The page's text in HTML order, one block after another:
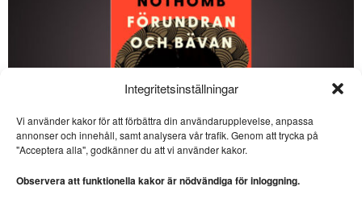
Integritetsinställningar
Vi använder kakor för att förbättra din användarupplevelse, anpassa
annonser och innehåll, samt analysera vår trafik. Genom att trycka på
"Acceptera alla", godkänner du att vi använder kakor.
Observera att funktionella kakor är nödvändiga för inloggning.
SE ÄVEN
lyckad berättarkonst